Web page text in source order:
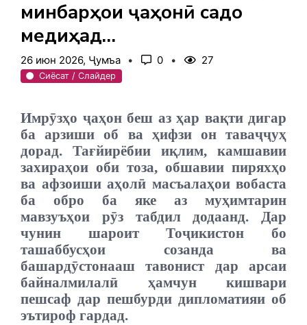
минбарҳои ҷаҳонӣ садо
медиҳад…
26 июн 2026, Ҷумъа 0 27
Сиёсат / Слайдер
Имрӯзҳо ҷаҳон беш аз ҳар вақти дигар
ба арзиши об ва ҳифзи он таваҷҷуҳ
дорад. Тағйирёбии иқлим, камшавии
захираҳои оби тоза, обшавии пиряхҳо
ва афзоиши аҳолӣ масъалаҳои вобаста
ба обро ба яке аз муҳимтарин
мавзуъҳои рӯз табдил додаанд.
Дар
чунин шароит Тоҷикистон бо
ташаббусҳои созанда ва
башардӯстонааш тавонист дар арсаи
байналмилалӣ ҳамчун кишвари
пешсаф дар пешбурди дипломатияи об
эътироф гардад.